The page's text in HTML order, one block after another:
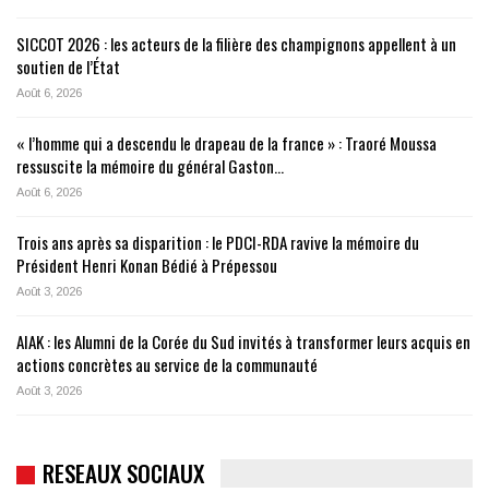
SICCOT 2026 : les acteurs de la filière des champignons appellent à un
soutien de l’État
Août 6, 2026
« l’homme qui a descendu le drapeau de la france » : Traoré Moussa
ressuscite la mémoire du général Gaston…
Août 6, 2026
Trois ans après sa disparition : le PDCI-RDA ravive la mémoire du
Président Henri Konan Bédié à Prépessou
Août 3, 2026
AIAK : les Alumni de la Corée du Sud invités à transformer leurs acquis en
actions concrètes au service de la communauté
Août 3, 2026
RESEAUX SOCIAUX